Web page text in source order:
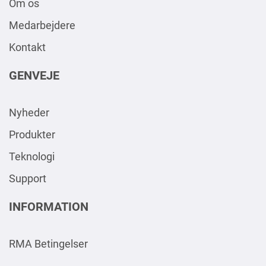
Om os
Medarbejdere
Kontakt
GENVEJE
Nyheder
Produkter
Teknologi
Support
INFORMATION
RMA Betingelser